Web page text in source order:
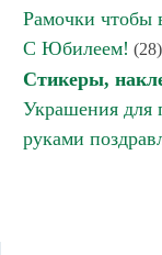
Рамочки чтобы
С Юбилеем! (28)
Стикеры,
Украшения для
руками